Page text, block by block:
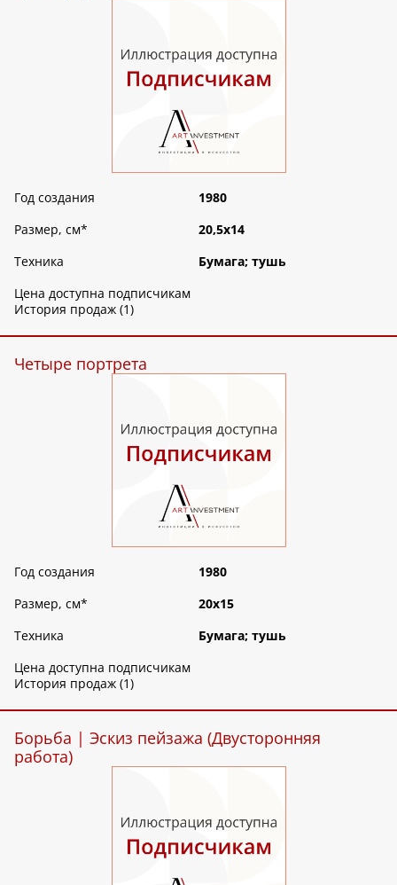
Год создания
1980
Размер, см*
20,5х14
Техника
Бумага; тушь
Цена доступна подписчикам
История продаж (1)
Четыре портрета
Год создания
1980
Размер, см*
20х15
Техника
Бумага; тушь
Цена доступна подписчикам
История продаж (1)
Борьба | Эскиз пейзажа (Двусторонняя
работа)